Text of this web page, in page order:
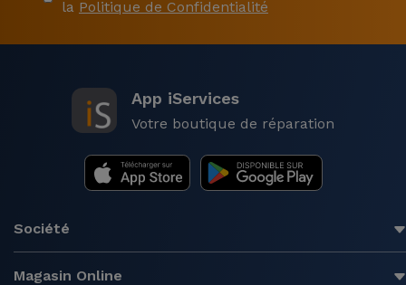
la Politique de Confidentialité
App iServices
Votre boutique de réparation
Société
Magasin Online